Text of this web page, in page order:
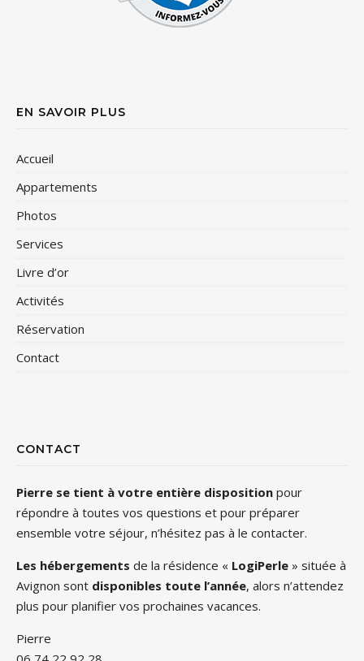
EN SAVOIR PLUS
Accueil
Appartements
Photos
Services
Livre d’or
Activités
Réservation
Contact
CONTACT
Pierre se tient à votre entière disposition pour
répondre à toutes vos questions et pour préparer
ensemble votre séjour, n’hésitez pas à le contacter.
Les hébergements de la résidence « LogiPerle » située à
Avignon sont disponibles toute l’année, alors n’attendez
plus pour planifier vos prochaines vacances.
Pierre